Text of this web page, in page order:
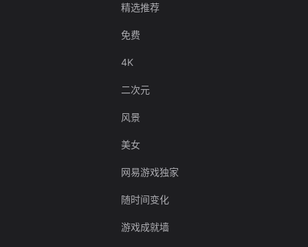
精选推荐
免费
4K
二次元
风景
美女
网易游戏独家
随时间变化
游戏成就墙